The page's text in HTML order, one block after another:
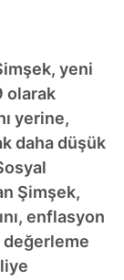
yeni
olarak
yerine,
daha düşük
Şimşek,
enflasyon